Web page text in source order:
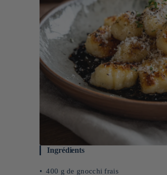
Ingrédients
400 g de gnocchi frais